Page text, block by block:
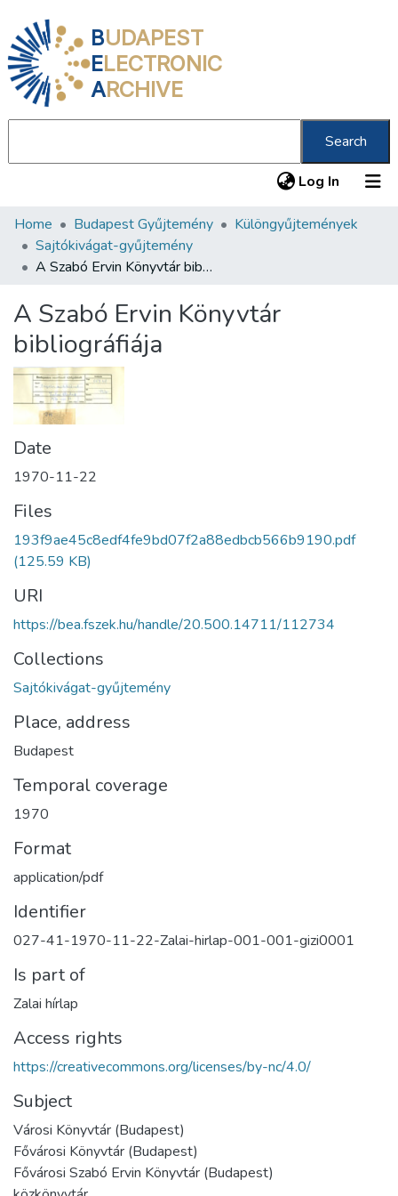
BUDAPEST
ELECTRONIC
ARCHIVE
Search
Log In (current)
Communities & Collections
All of DSpace
About us
Home Budapest Gyűjtemény
Különgyűjtemények
Sajtókivágat-gyűjtemény
A Szabó Ervin Könyvtár bibliográfiája
A Szabó Ervin Könyvtár
bibliográfiája
Date
1970-11-22
Files
193f9ae45c8edf4fe9bd07f2a88edbcb566b9190.pdf
(125.59 KB)
URI
https://bea.fszek.hu/handle/20.500.14711/112734
Collections
Sajtókivágat-gyűjtemény
Place, address
Budapest
Temporal coverage
1970
Format
application/pdf
Identifier
027-41-1970-11-22-Zalai-hirlap-001-001-gizi0001
Is part of
Zalai hírlap
Access rights
https://creativecommons.org/licenses/by-nc/4.0/
Subject
Városi Könyvtár (Budapest)
Fővárosi Könyvtár (Budapest)
Fővárosi Szabó Ervin Könyvtár (Budapest)